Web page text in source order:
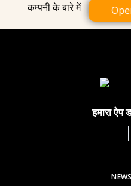
कम्पनी के बारे में हमसे
हमारा